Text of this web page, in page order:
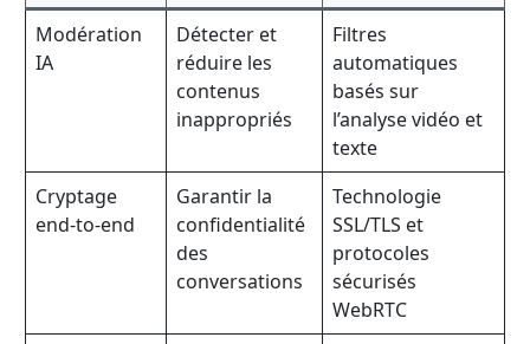
Modération
IA
Détecter et
réduire les
contenus
inappropriés
Filtres
automatiques
basés sur
l’analyse vidéo et
texte
Cryptage
end-to-end
Garantir la
confidentialité
des
conversations
Technologie
SSL/TLS et
protocoles
sécurisés
WebRTC